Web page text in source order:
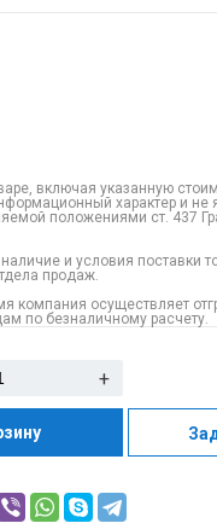
включая указанную
характер и не
положениями ст. 437
и условия поставки
продаж.
компания осуществляет
по безналичному расчету.
+